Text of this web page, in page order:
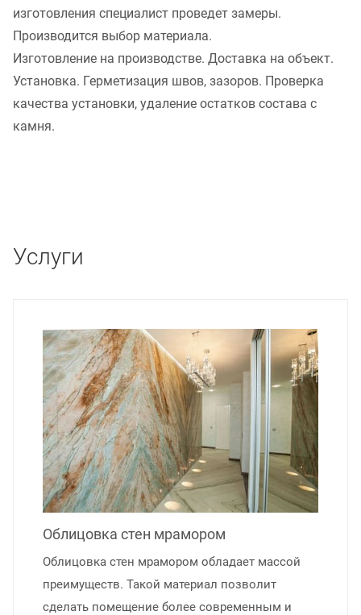
изготовления специалист проведет замеры.
Производится выбор материала.
Изготовление на производстве. Доставка на объект.
Установка. Герметизация швов, зазоров. Проверка
качества установки, удаление остатков состава с
камня.
Услуги
Облицовка стен мрамором
Облицовка стен мрамором обладает массой
преимуществ. Такой материал позволит
сделать помещение более современным и